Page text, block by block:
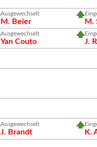
Ausgewechselt
M. Beier M.
Ausgewechselt
Yan Couto J.
Ausgewechselt
J. Brandt K.